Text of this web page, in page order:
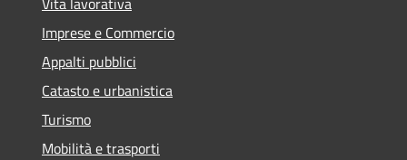
Imprese e Commercio
Appalti pubblici
Catasto e urbanistica
Turismo
Mobilità e trasporti